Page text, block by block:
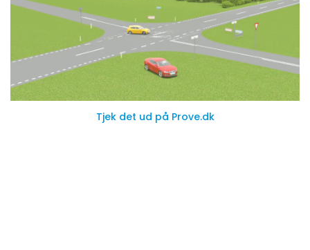
Tjek det ud på Prove.dk